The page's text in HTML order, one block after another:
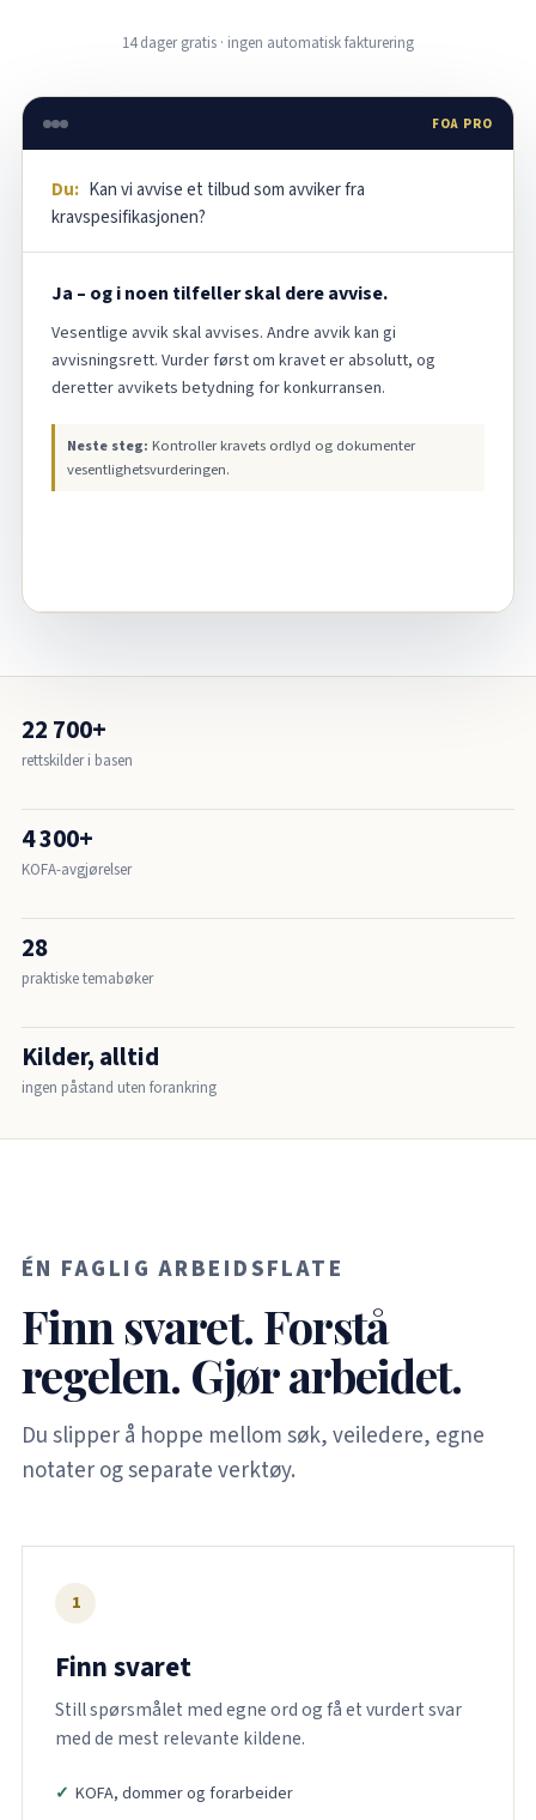
14 dager gratis · ingen automatisk fakturering
FOA PRO
Du: Kan vi avvise et tilbud som avviker fra
kravspesifikasjonen?
Ja – og i noen tilfeller skal dere avvise.
Vesentlige avvik skal avvises. Andre avvik kan gi
avvisningsrett. Vurder først om kravet er absolutt, og
deretter avvikets betydning for konkurransen.
Neste steg: Kontroller kravets ordlyd og dokumenter
vesentlighetsvurderingen.
22 700+
rettskilder i basen
4 300+
KOFA-avgjørelser
28
praktiske temabøker
Kilder, alltid
ingen påstand uten forankring
ÉN FAGLIG ARBEIDSFLATE
Finn svaret. Forstå
regelen. Gjør arbeidet.
Du slipper å hoppe mellom søk, veiledere, egne
notater og separate verktøy.
1
Finn svaret
Still spørsmålet med egne ord og få et vurdert svar
med de mest relevante kildene.
KOFA, dommer og forarbeider